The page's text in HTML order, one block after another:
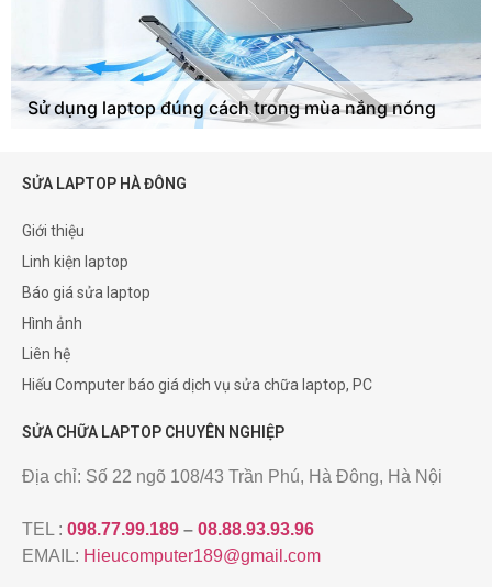
Sử dụng laptop đúng cách trong mùa nắng nóng
SỬA LAPTOP HÀ ĐÔNG
Giới thiệu
Linh kiện laptop
Báo giá sửa laptop
Hình ảnh
Liên hệ
Hiếu Computer báo giá dịch vụ sửa chữa laptop, PC
SỬA CHỮA LAPTOP CHUYÊN NGHIỆP
Địa chỉ: Số 22 ngõ 108/43 Trần Phú, Hà Đông, Hà Nội
TEL : 098.77.99.189 – 08.88.93.93.96
EMAIL: Hieucomputer189@gmail.com